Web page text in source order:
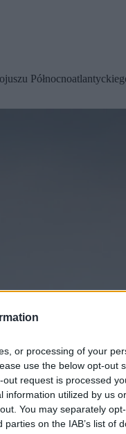
or processing of your
use the below opt-out
request is processed
information utilized by us
You may separately
on the IAB’s list of